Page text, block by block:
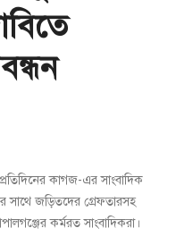
কাগজ-এর সাংবাদিক
সাথে জড়িতদের গ্রেফতারসহ
কর্মরত সাংবাদিকরা।